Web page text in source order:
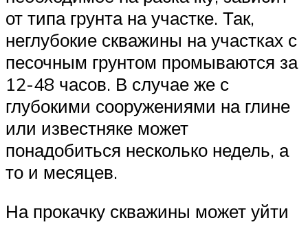
от типа грунта на участке. Так,
неглубокие скважины на участках с
песочным грунтом промываются за
12-48 часов. В случае же с
глубокими сооружениями на глине
или известняке может
понадобиться несколько недель, а
то и месяцев.
На прокачку скважины может уйти